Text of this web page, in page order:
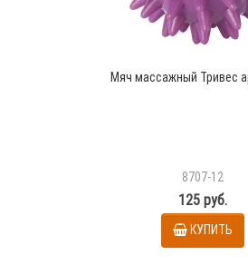
Мяч массажный Тривес
8707-12
125 руб.
КУПИТЬ